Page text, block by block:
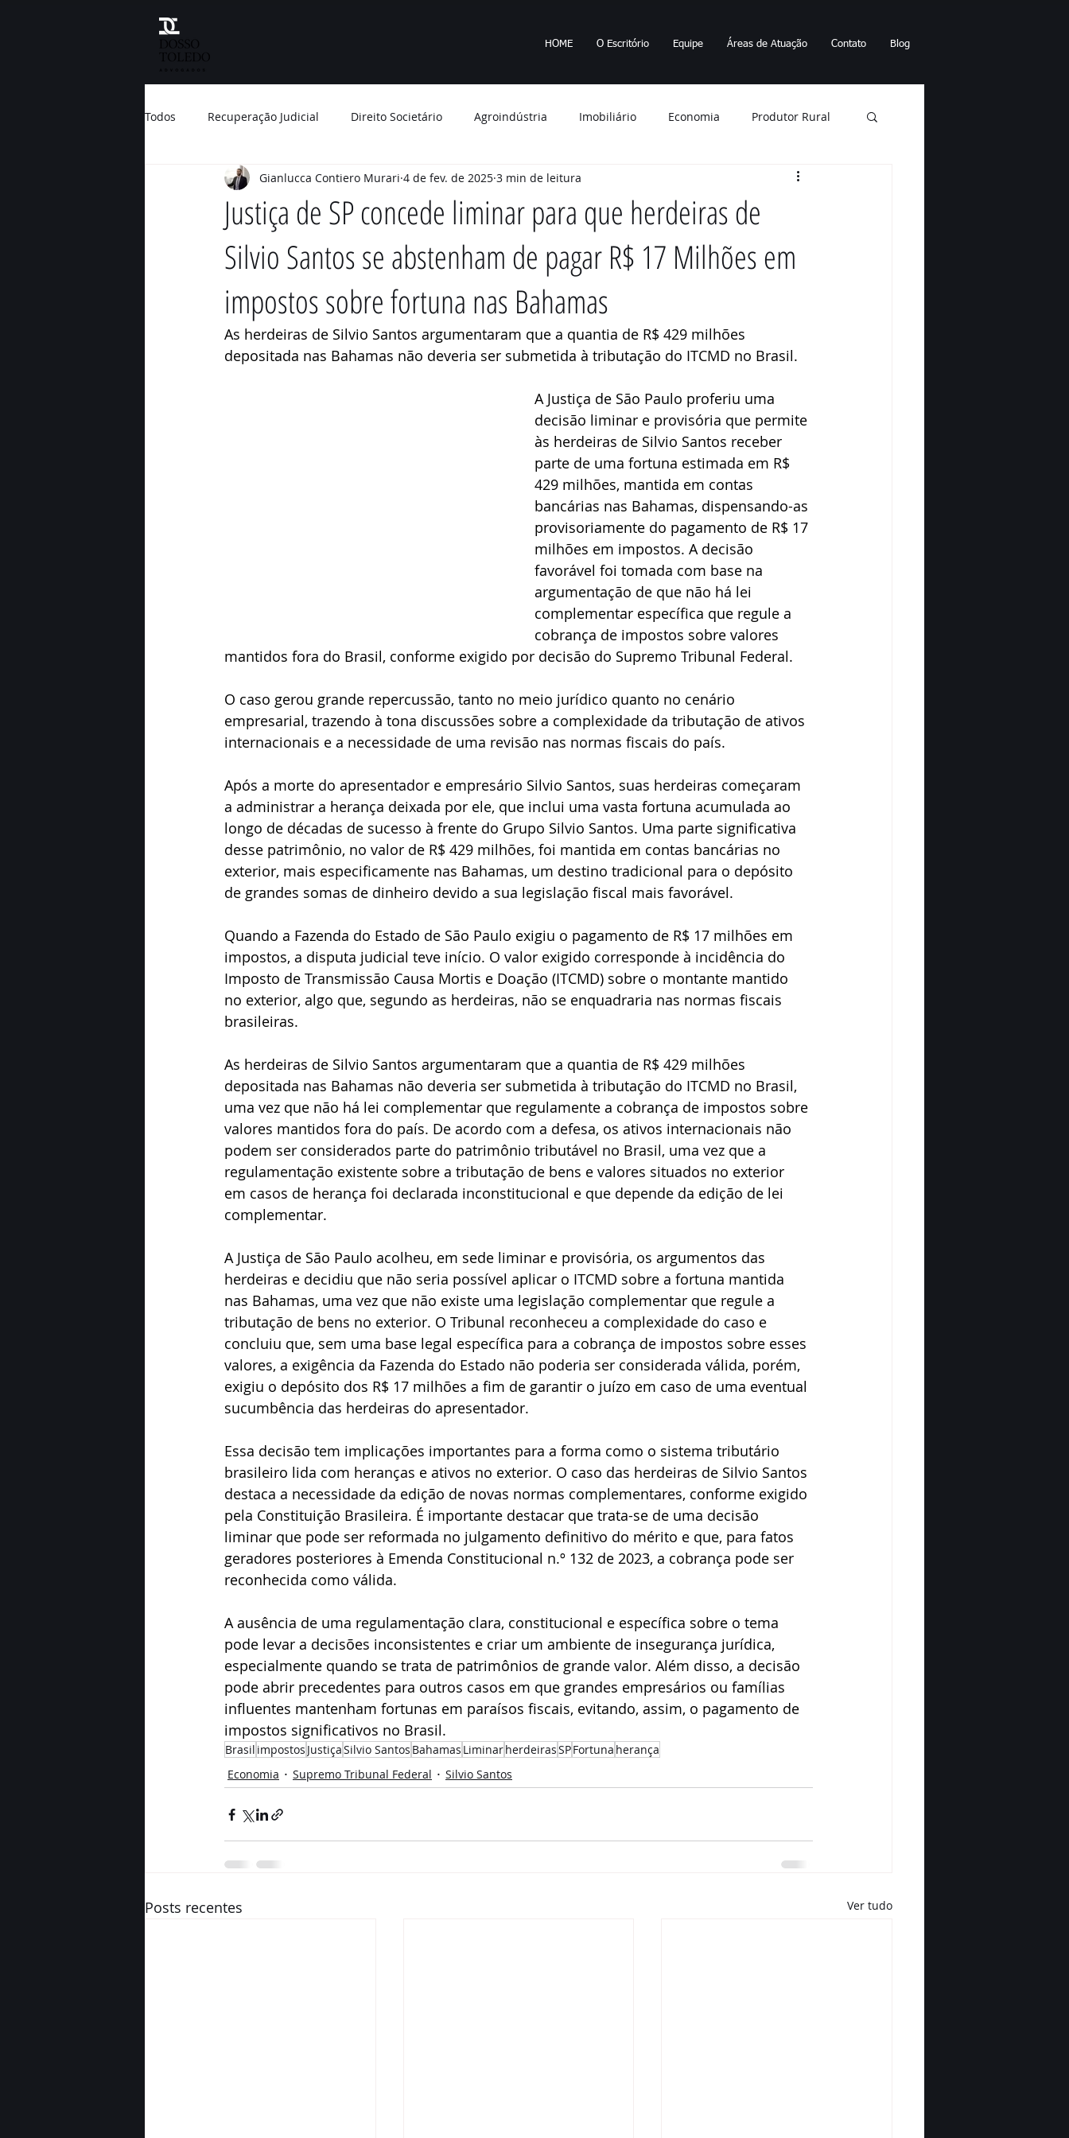
HOME O Escritório Equipe Áreas de Atuação Contato Blog
Todos Recuperação Judicial Direito Societário Agroindústria Imobiliário Economia Produtor Rural
Direito do Consumidor Meio Ambiente Tributos Minério Energia elétrica
Prêmio Nobel Brasil Imposto de Renda Saúde planejamento sucessório
Condenação Tribunal de Justiça indenização fraude
Justiça de SP concede liminar para que herdeiras de
Silvio Santos se abstenham de pagar R$ 17 Milhões em
impostos sobre fortuna nas Bahamas
Gianlucca Contiero Murari 4 de fev. de 2025 3 min de leitura
As herdeiras de Silvio Santos argumentaram que a quantia de R$ 429 milhões
depositada nas Bahamas não deveria ser submetida à tributação do ITCMD no Brasil.
A Justiça de São Paulo proferiu uma
decisão liminar e provisória que permite
às herdeiras de Silvio Santos receber
parte de uma fortuna estimada em R$
429 milhões, mantida em contas
bancárias nas Bahamas, dispensando-as
provisoriamente do pagamento de R$ 17
milhões em impostos. A decisão
favorável foi tomada com base na
argumentação de que não há lei
complementar específica que regule a
cobrança de impostos sobre valores
mantidos fora do Brasil, conforme exigido por decisão do Supremo Tribunal Federal.
O caso gerou grande repercussão, tanto no meio jurídico quanto no cenário
empresarial, trazendo à tona discussões sobre a complexidade da tributação de ativos
internacionais e a necessidade de uma revisão nas normas fiscais do país.
Após a morte do apresentador e empresário Silvio Santos, suas herdeiras começaram
a administrar a herança deixada por ele, que inclui uma vasta fortuna acumulada ao
longo de décadas de sucesso à frente do Grupo Silvio Santos. Uma parte significativa
desse patrimônio, no valor de R$ 429 milhões, foi mantida em contas bancárias no
exterior, mais especificamente nas Bahamas, um destino tradicional para o depósito
de grandes somas de dinheiro devido a sua legislação fiscal mais favorável.
Quando a Fazenda do Estado de São Paulo exigiu o pagamento de R$ 17 milhões em
impostos, a disputa judicial teve início. O valor exigido corresponde à incidência do
Imposto de Transmissão Causa Mortis e Doação (ITCMD) sobre o montante mantido
no exterior, algo que, segundo as herdeiras, não se enquadraria nas normas fiscais
brasileiras.
As herdeiras de Silvio Santos argumentaram que a quantia de R$ 429 milhões
depositada nas Bahamas não deveria ser submetida à tributação do ITCMD no Brasil,
uma vez que não há lei complementar que regulamente a cobrança de impostos sobre
valores mantidos fora do país. De acordo com a defesa, os ativos internacionais não
podem ser considerados parte do patrimônio tributável no Brasil, uma vez que a
regulamentação existente sobre a tributação de bens e valores situados no exterior
em casos de herança foi declarada inconstitucional e que depende da edição de lei
complementar.
A Justiça de São Paulo acolheu, em sede liminar e provisória, os argumentos das
herdeiras e decidiu que não seria possível aplicar o ITCMD sobre a fortuna mantida
nas Bahamas, uma vez que não existe uma legislação complementar que regule a
tributação de bens no exterior. O Tribunal reconheceu a complexidade do caso e
concluiu que, sem uma base legal específica para a cobrança de impostos sobre esses
valores, a exigência da Fazenda do Estado não poderia ser considerada válida, porém,
exigiu o depósito dos R$ 17 milhões a fim de garantir o juízo em caso de uma eventual
sucumbência das herdeiras do apresentador.
Essa decisão tem implicações importantes para a forma como o sistema tributário
brasileiro lida com heranças e ativos no exterior. O caso das herdeiras de Silvio Santos
destaca a necessidade da edição de novas normas complementares, conforme exigido
pela Constituição Brasileira. É importante destacar que trata-se de uma decisão
liminar que pode ser reformada no julgamento definitivo do mérito e que, para fatos
geradores posteriores à Emenda Constitucional n.º 132 de 2023, a cobrança pode ser
reconhecida como válida.
A ausência de uma regulamentação clara, constitucional e específica sobre o tema
pode levar a decisões inconsistentes e criar um ambiente de insegurança jurídica,
especialmente quando se trata de patrimônios de grande valor. Além disso, a decisão
pode abrir precedentes para outros casos em que grandes empresários ou famílias
influentes mantenham fortunas em paraísos fiscais, evitando, assim, o pagamento de
impostos significativos no Brasil.
Brasil impostos JustiçaSilvio Santos Bahamas LiminarherdeirasSPFortuna herança
Economia
Supremo Tribunal Federal Silvio Santos
Posts recentes Ver tudo